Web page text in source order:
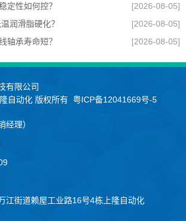
定性如何控？
[2026-08-05]
润滑脂硬化？
[2026-08-05]
轴承寿命短？
[2026-08-05]
有限公司
隆自动化 版权所有粤ICP备12041669号-5
经理）
江街道赖屋工业路16号4栋上隆自动化